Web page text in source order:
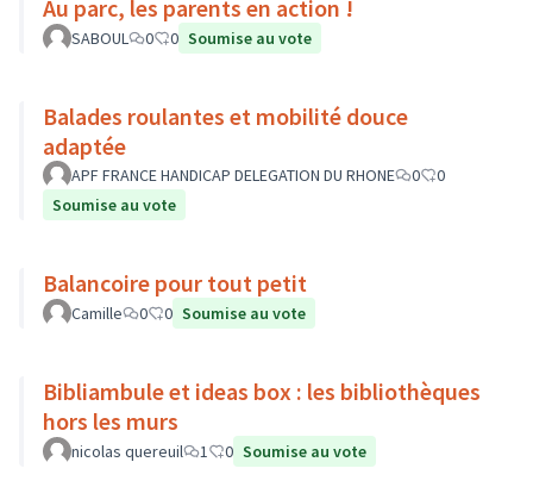
Au parc, les parents en action !
SABOUL 0 0 Soumise au vote
Balades roulantes et mobilité douce
adaptée
APF FRANCE HANDICAP DELEGATION DU RHONE 0
0
Soumise au vote
Balancoire pour tout petit
Camille 0 0 Soumise au vote
Bibliambule et ideas box : les bibliothèques
hors les murs
nicolas quereuil 1 0 Soumise au vote